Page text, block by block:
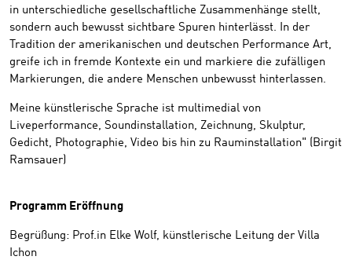
in unterschiedliche gesellschaftliche Zusammenhänge stellt,
sondern auch bewusst sichtbare Spuren hinterlässt. In der
Tradition der amerikanischen und deutschen Performance Art,
greife ich in fremde Kontexte ein und markiere die zufälligen
Markierungen, die andere Menschen unbewusst hinterlassen.
Meine künstlerische Sprache ist multimedial von
Liveperformance, Soundinstallation, Zeichnung, Skulptur,
Gedicht, Photographie, Video bis hin zu Rauminstallation" (Birgit
Ramsauer)
Programm Eröffnung
Begrüßung: Prof.in Elke Wolf, künstlerische Leitung der Villa
Ichon